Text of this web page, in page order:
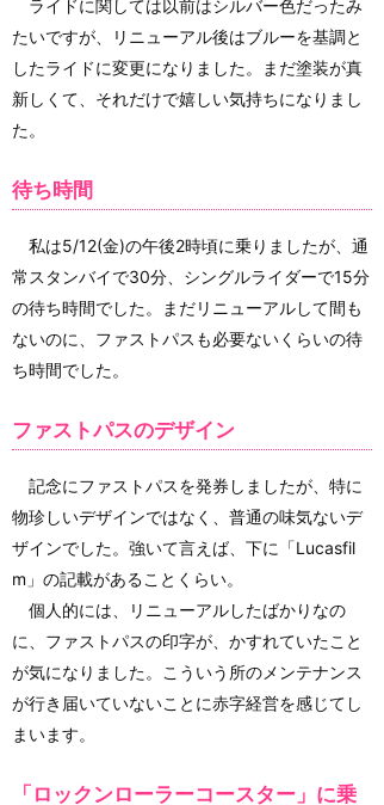
ライドに関しては以前はシルバー色だったみ
たいですが、リニューアル後はブルーを基調と
したライドに変更になりました。まだ塗装が真
新しくて、それだけで嬉しい気持ちになりまし
た。
待ち時間
私は5/12(金)の午後2時頃に乗りましたが、通
常スタンバイで30分、シングルライダーで15分
の待ち時間でした。まだリニューアルして間も
ないのに、ファストパスも必要ないくらいの待
ち時間でした。
ファストパスのデザイン
記念にファストパスを発券しましたが、特に
物珍しいデザインではなく、普通の味気ないデ
ザインでした。強いて言えば、下に「Lucasfil
m」の記載があることくらい。
個人的には、リニューアルしたばかりなの
に、ファストパスの印字が、かすれていたこと
が気になりました。こういう所のメンテナンス
が行き届いていないことに赤字経営を感じてし
まいます。
「ロックンローラーコースター」に乗